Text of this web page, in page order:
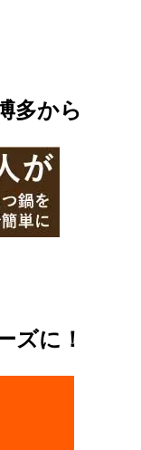
多から
ズに！